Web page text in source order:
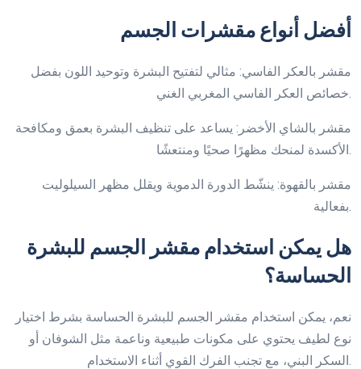
أفضل أنواع مقشرات الجسم
مقشر بالعكر الفاسي: مثالي لتفتيح البشرة وتوحيد اللون بفضل
خصائص العكر الفاسي المغربي الغني.
مقشر بالشاي الأخضر: يساعد على تنظيف البشرة بعمق ومكافحة
الأكسدة لمنحك مظهرًا صحيًا ومنتعشًا.
مقشر بالقهوة: ينشّط الدورة الدموية ويقلل مظهر السيلوليت
بفعالية.
هل يمكن استخدام مقشر الجسم للبشرة
الحساسة؟
نعم، يمكن استخدام مقشر الجسم للبشرة الحساسة بشرط اختيار
نوع لطيف يحتوي على مكونات طبيعية وناعمة مثل الشوفان أو
السكر البني، مع تجنب الفرك القوي أثناء الاستخدام.